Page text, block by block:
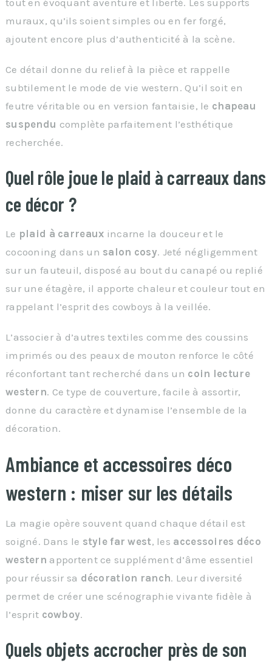
muraux, qu’ils soient simples ou en fer forgé,
ajoutent encore plus d’authenticité à la scène.
Ce détail donne du relief à la pièce et rappelle
subtilement le mode de vie western. Qu’il soit en
feutre véritable ou en version fantaisie, le chapeau
suspendu complète parfaitement l’esthétique
recherchée.
Quel rôle joue le plaid à carreaux dans
ce décor ?
Le plaid à carreaux incarne la douceur et le
cocooning dans un salon cosy. Jeté négligemment
sur un fauteuil, disposé au bout du canapé ou replié
sur une étagère, il apporte chaleur et couleur tout en
rappelant l’esprit des cowboys à la veillée.
L’associer à d’autres textiles comme des coussins
imprimés ou des peaux de mouton renforce le côté
réconfortant tant recherché dans un coin lecture
western. Ce type de couverture, facile à assortir,
donne du caractère et dynamise l’ensemble de la
décoration.
Ambiance et accessoires déco
western : miser sur les détails
La magie opère souvent quand chaque détail est
soigné. Dans le style far west, les accessoires déco
western apportent ce supplément d’âme essentiel
pour réussir sa décoration ranch. Leur diversité
permet de créer une scénographie vivante fidèle à
l’esprit cowboy.
Quels objets accrocher près de son